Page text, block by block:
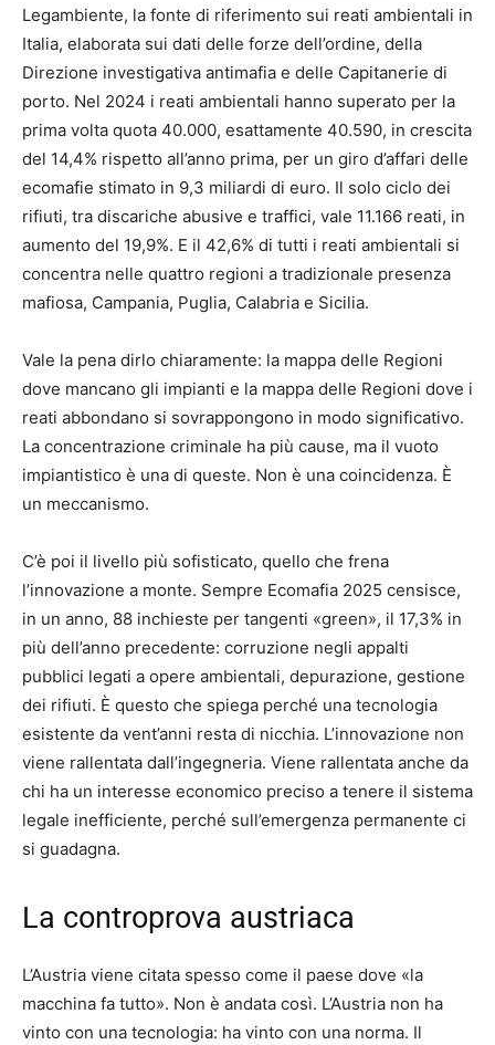
Legambiente, la fonte di riferimento sui reati ambientali in
Italia, elaborata sui dati delle forze dell’ordine, della
Direzione investigativa antimafia e delle Capitanerie di
porto. Nel 2024 i reati ambientali hanno superato per la
prima volta quota 40.000, esattamente 40.590, in crescita
del 14,4% rispetto all’anno prima, per un giro d’affari delle
ecomafie stimato in 9,3 miliardi di euro. Il solo ciclo dei
rifiuti, tra discariche abusive e traffici, vale 11.166 reati, in
aumento del 19,9%. E il 42,6% di tutti i reati ambientali si
concentra nelle quattro regioni a tradizionale presenza
mafiosa, Campania, Puglia, Calabria e Sicilia.
Vale la pena dirlo chiaramente: la mappa delle Regioni
dove mancano gli impianti e la mappa delle Regioni dove i
reati abbondano si sovrappongono in modo significativo.
La concentrazione criminale ha più cause, ma il vuoto
impiantistico è una di queste. Non è una coincidenza. È
un meccanismo.
C’è poi il livello più sofisticato, quello che frena
l’innovazione a monte. Sempre Ecomafia 2025 censisce,
in un anno, 88 inchieste per tangenti «green», il 17,3% in
più dell’anno precedente: corruzione negli appalti
pubblici legati a opere ambientali, depurazione, gestione
dei rifiuti. È questo che spiega perché una tecnologia
esistente da vent’anni resta di nicchia. L’innovazione non
viene rallentata dall’ingegneria. Viene rallentata anche da
chi ha un interesse economico preciso a tenere il sistema
legale inefficiente, perché sull’emergenza permanente ci
si guadagna.
La controprova austriaca
L’Austria viene citata spesso come il paese dove «la
macchina fa tutto». Non è andata così. L’Austria non ha
vinto con una tecnologia: ha vinto con una norma. Il